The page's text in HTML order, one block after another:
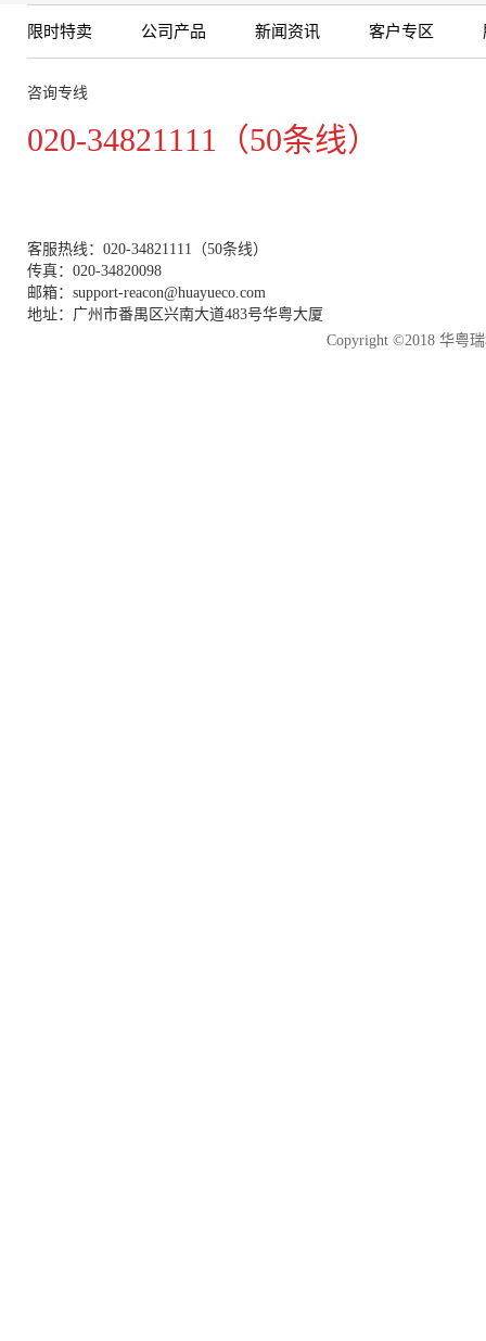
限时特卖 公司产品 新闻资讯 客户专区
咨询专线
020-34821111（50条线）
客服热线：020-34821111（50条线）
传真：020-34820098
邮箱：support-reacon@huayueco.com
地址：广州市番禺区兴南大道483号华粤大厦
Copyright ©2018 华粤